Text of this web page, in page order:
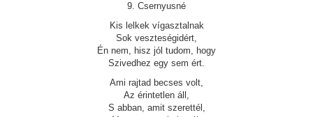
9. Csernyusné
Kis lelkek vígasztalnak
Sok veszteségidért,
Én nem, hisz jól tudom, hogy
Szivedhez egy sem ért.
Ami rajtad becses volt,
Az érintetlen áll,
S abban, amit szerettél,